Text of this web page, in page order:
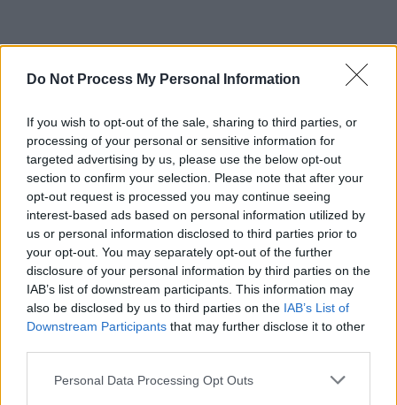
Do Not Process My Personal Information
If you wish to opt-out of the sale, sharing to third parties, or
processing of your personal or sensitive information for
targeted advertising by us, please use the below opt-out
section to confirm your selection. Please note that after your
opt-out request is processed you may continue seeing
interest-based ads based on personal information utilized by
us or personal information disclosed to third parties prior to
your opt-out. You may separately opt-out of the further
disclosure of your personal information by third parties on the
IAB’s list of downstream participants. This information may
also be disclosed by us to third parties on the IAB’s List of
Downstream Participants that may further disclose it to other
Personal Data Processing Opt Outs
LAISSER UN COMMENTAIRE
Votre adresse e-mail ne sera pas publiée. Les champs
Test
Translation
Nom*